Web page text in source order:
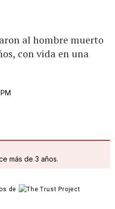
al hombre muerto
con vida en una
más de 3 años.
de